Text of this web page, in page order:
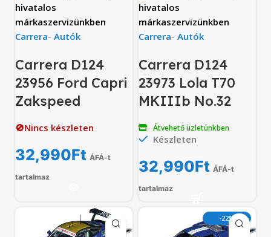
hivatalos
márkaszervizünkben
Carrera- Autók
Carrera D124
23956 Ford Capri
Zakspeed
🚫Nincs készleten
32,990Ft ÁFÁ-t
tartalmaz
hivatalos
márkaszervizünkben
Carrera- Autók
Carrera D124
23973 Lola T70
MKIIIb No.32
Átvehető üzletünkben
Készleten
32,990Ft ÁFÁ-t
tartalmaz
-22%